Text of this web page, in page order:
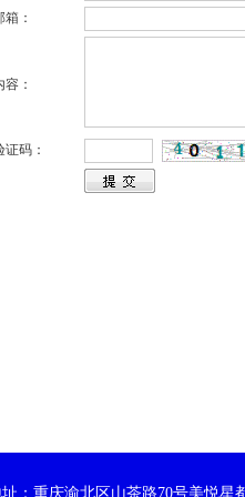
箱：
容：
证码：
：重庆渝北区山茶路70号美悦星